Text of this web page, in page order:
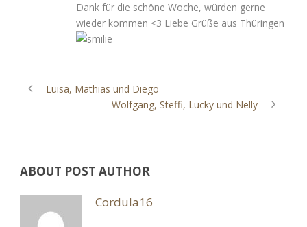
Dank für die schöne Woche, würden gerne
wieder kommen <3 Liebe Grüße aus Thüringen
Luisa, Mathias und Diego
Wolfgang, Steffi, Lucky und Nelly
ABOUT POST AUTHOR
Cordula16